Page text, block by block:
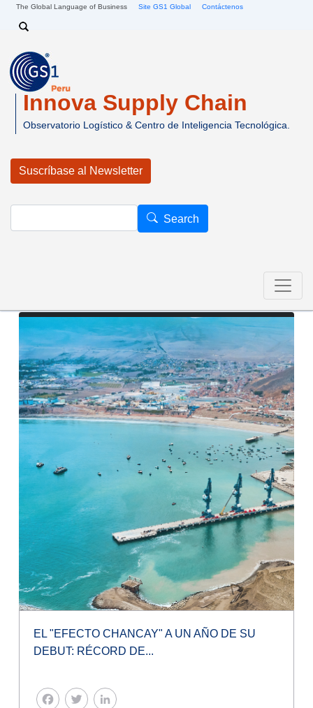
Pasar al contenido principal
The Global Language of Business Site GS1 Global Contáctenos
Search
Innova Supply Chain
Observatorio Logístico & Centro de Inteligencia Tecnológica.
Suscríbase al Newsletter
Search
EL "EFECTO CHANCAY" A UN AÑO DE SU
DEBUT: RÉCORD DE...
FACEBOOK
TWITTER